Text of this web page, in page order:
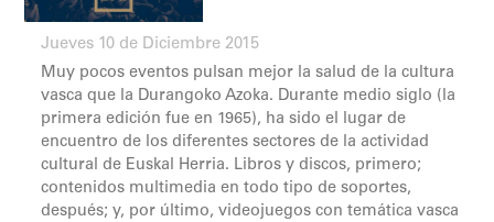
Jueves 10 de Diciembre 2015
Muy pocos eventos pulsan mejor la salud de la cultura
vasca que la Durangoko Azoka. Durante medio siglo (la
primera edición fue en 1965), ha sido el lugar de
encuentro de los diferentes sectores de la actividad
cultural de Euskal Herria. Libros y discos, primero;
contenidos multimedia en todo tipo de soportes,
después; y, por último, videojuegos con temática vasca